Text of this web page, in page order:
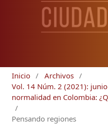
Inicio / Archivos /
Vol. 14 Núm. 2 (2021):
normalidad en Colombia:
/
Pensando regiones